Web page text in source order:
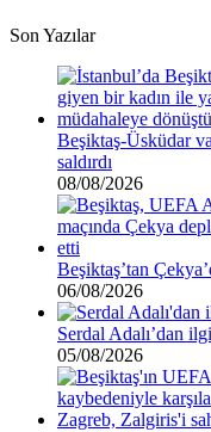
Son Yazılar
Beşiktaş-Üsküdar
saldırdı
08/08/2026
Beşiktaş’tan
06/08/2026
Serdal Adalı’dan
05/08/2026